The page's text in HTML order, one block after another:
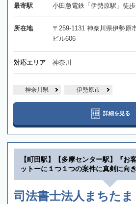
最寄駅 小田急電鉄「伊勢原駅」徒
所在地
〒259-1131 神奈川県伊勢原
ビル606
対応エリア 神奈川
神奈川県 伊勢原市
詳細を見る
【町田駅】【多摩センター駅】『お
ットーに１つ１つの案件に真剣に向
司法書士法人まちたま